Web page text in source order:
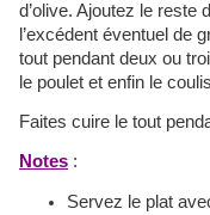
d’olive. Ajoutez le reste
l’excédent éventuel de
tout pendant deux ou
le poulet et enfin le
Faites cuire le tout
Notes :
Servez le plat